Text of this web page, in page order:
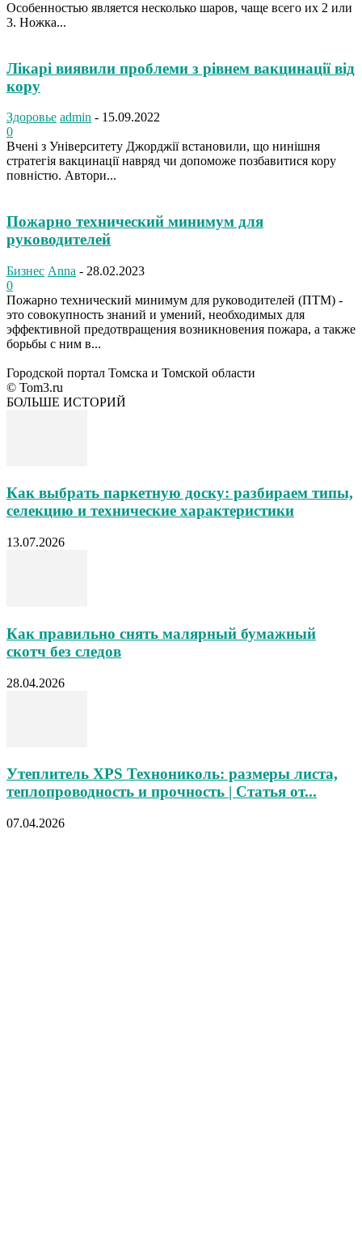
Особенностью является несколько шаров, чаще всего их 2 или
3. Ножка...
Лікарі виявили проблеми з рівнем вакцинації від
кору
Здоровье admin - 15.09.2022
0
Вчені з Університету Джорджії встановили, що нинішня
стратегія вакцинації навряд чи допоможе позбавитися кору
повністю. Автори...
Пожарно технический минимум для
руководителей
Бизнес Anna - 28.02.2023
0
Пожарно технический минимум для руководителей (ПТМ) -
это совокупность знаний и умений, необходимых для
эффективной предотвращения возникновения пожара, а также
борьбы с ним в...
Городской портал Томска и Томской области
© Tom3.ru
БОЛЬШЕ ИСТОРИЙ
Как выбрать паркетную доску: разбираем типы,
селекцию и технические характеристики
13.07.2026
Как правильно снять малярный бумажный
скотч без следов
28.04.2026
Утеплитель XPS Технониколь: размеры листа,
теплопроводность и прочность | Статья от...
07.04.2026